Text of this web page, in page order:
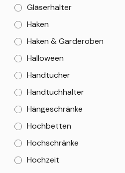
Gläserhalter
Haken
Haken & Garderoben
Halloween
Handtücher
Handtuchhalter
Hängeschränke
Hochbetten
Hochschränke
Hochzeit